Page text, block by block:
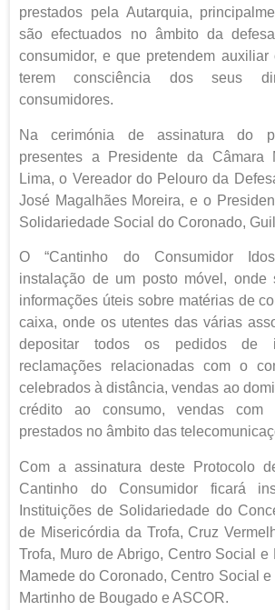
prestados pela Autarquia,
são efectuados no âmbito da
consumidor, e que pretendem
terem consciência dos seus
consumidores.
Na cerimónia de assinatura do
presentes a Presidente da Câmara
Lima, o Vereador do Pelouro da
José Magalhães Moreira, e o
Solidariedade Social do Coronado,
O “Cantinho do Consumidor
instalação de um posto móvel, onde
informações úteis sobre matérias de
caixa, onde os utentes das várias
depositar todos os pedidos de
reclamações relacionadas com o
celebrados à distância, vendas ao
crédito ao consumo, vendas com
prestados no âmbito das
Com a assinatura deste Protocolo
Cantinho do Consumidor ficará
Instituições de Solidariedade do
de Misericórdia da Trofa, Cruz
Trofa, Muro de Abrigo, Centro Social
Mamede do Coronado, Centro Social
Martinho de Bougado e ASCOR.